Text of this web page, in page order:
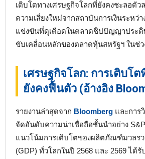
เติบโตทางเศรษฐกิจโลกที่ยังคงชะลอตัว
ความเสี่ยงใหม่จากสถาบันการเงินระหว่
แข่งขันที่ดุเดือดในตลาดชิปปัญญาประดิ
ขับเคลื่อนหลักของตลาดหุ้นสหรัฐฯ ในช่
เศรษฐกิจโลก: การเติบโ
ยังคงฟื้นตัว (อ้างอิง
รายงานล่าสุดจาก Bloomberg และการ
จัดอันดับความน่าเชื่อถือชั้นนำอย่าง
แนวโน้มการเติบโตของผลิตภัณฑ์มวลร
(GDP) ทั่วโลกในปี 2568 และ 2569 ได้